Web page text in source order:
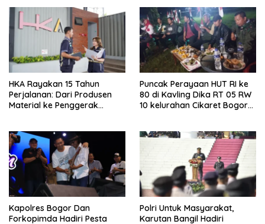
HKA Rayakan 15 Tahun
Perjalanan: Dari Produsen
Material ke Penggerak
Puncak Perayaan HUT RI ke
80 di Kavling Dika RT 05 RW
10 kelurahan Cikaret Bogor
Kapolres Bogor Dan
Forkopimda Hadiri Pesta
Polri Untuk Masyarakat,
Karutan Bangil Hadiri